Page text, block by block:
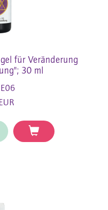
für Veränderung
30 ml